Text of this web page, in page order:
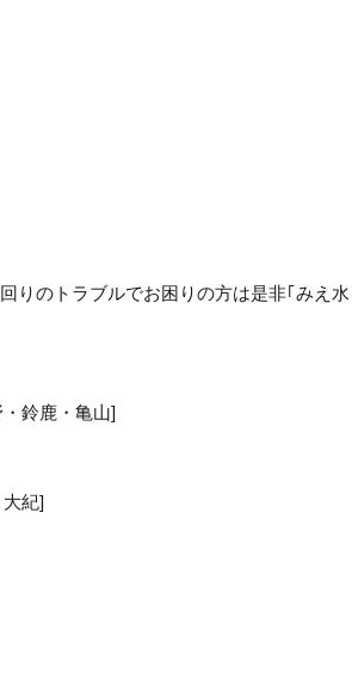
りのトラブルでお困りの方は是非｢みえ水
鈴鹿・亀山]
紀]